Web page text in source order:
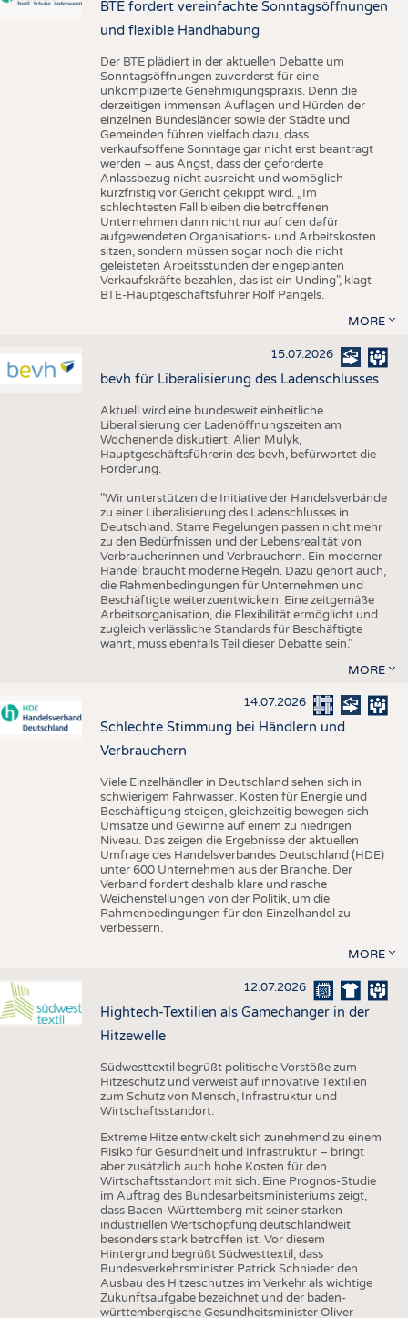
BTE fordert vereinfachte Sonntagsöffnungen
und flexible Handhabung
Der BTE plädiert in der aktuellen Debatte um
Sonntagsöffnungen zuvorderst für eine
unkomplizierte Genehmigungspraxis. Denn die
derzeitigen immensen Auflagen und Hürden der
einzelnen Bundesländer sowie der Städte und
Gemeinden führen vielfach dazu, dass
verkaufsoffene Sonntage gar nicht erst beantragt
werden – aus Angst, dass der geforderte
Anlassbezug nicht ausreicht und womöglich
kurzfristig vor Gericht gekippt wird. „Im
schlechtesten Fall bleiben die betroffenen
Unternehmen dann nicht nur auf den dafür
aufgewendeten Organisations- und Arbeitskosten
sitzen, sondern müssen sogar noch die nicht
geleisteten Arbeitsstunden der eingeplanten
Verkaufskräfte bezahlen, das ist ein Unding", klagt
BTE-Hauptgeschäftsführer Rolf Pangels.
MORE
15.07.2026
bevh für Liberalisierung des Ladenschlusses
Aktuell wird eine bundesweit einheitliche
Liberalisierung der Ladenöffnungszeiten am
Wochenende diskutiert. Alien Mulyk,
Hauptgeschäftsführerin des bevh, befürwortet die
Forderung.
"Wir unterstützen die Initiative der Handelsverbände
zu einer Liberalisierung des Ladenschlusses in
Deutschland. Starre Regelungen passen nicht mehr
zu den Bedürfnissen und der Lebensrealität von
Verbraucherinnen und Verbrauchern. Ein moderner
Handel braucht moderne Regeln. Dazu gehört auch,
die Rahmenbedingungen für Unternehmen und
Beschäftigte weiterzuentwickeln. Eine zeitgemäße
Arbeitsorganisation, die Flexibilität ermöglicht und
zugleich verlässliche Standards für Beschäftigte
wahrt, muss ebenfalls Teil dieser Debatte sein."
MORE
14.07.2026
Schlechte Stimmung bei Händlern und
Verbrauchern
Viele Einzelhändler in Deutschland sehen sich in
schwierigem Fahrwasser. Kosten für Energie und
Beschäftigung steigen, gleichzeitig bewegen sich
Umsätze und Gewinne auf einem zu niedrigen
Niveau. Das zeigen die Ergebnisse der aktuellen
Umfrage des Handelsverbandes Deutschland (HDE)
unter 600 Unternehmen aus der Branche. Der
Verband fordert deshalb klare und rasche
Weichenstellungen von der Politik, um die
Rahmenbedingungen für den Einzelhandel zu
verbessern.
MORE
12.07.2026
Hightech-Textilien als Gamechanger in der
Hitzewelle
Südwesttextil begrüßt politische Vorstöße zum
Hitzeschutz und verweist auf innovative Textilien
zum Schutz von Mensch, Infrastruktur und
Wirtschaftsstandort.
Extreme Hitze entwickelt sich zunehmend zu einem
Risiko für Gesundheit und Infrastruktur – bringt
aber zusätzlich auch hohe Kosten für den
Wirtschaftsstandort mit sich. Eine Prognos-Studie
im Auftrag des Bundesarbeitsministeriums zeigt,
dass Baden-Württemberg mit seiner starken
industriellen Wertschöpfung deutschlandweit
besonders stark betroffen ist. Vor diesem
Hintergrund begrüßt Südwesttextil, dass
Bundesverkehrsminister Patrick Schnieder den
Ausbau des Hitzeschutzes im Verkehr als wichtige
Zukunftsaufgabe bezeichnet und der baden-
württembergische Gesundheitsminister Oliver